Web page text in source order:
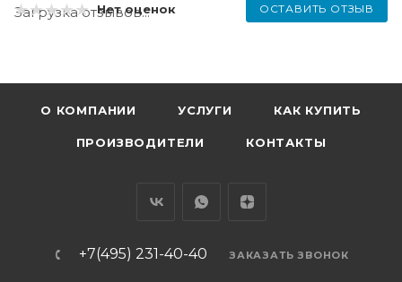
Нет оценок ОСТАВИТЬ ОТЗЫВ
Загрузка отзывов...
О КОМПАНИИ УСЛУГИ КАК КУПИТЬ
ПРОИЗВОДИТЕЛИ КОНТАКТЫ
+7(495) 231-40-40 ЗАКАЗАТЬ ЗВОНОК